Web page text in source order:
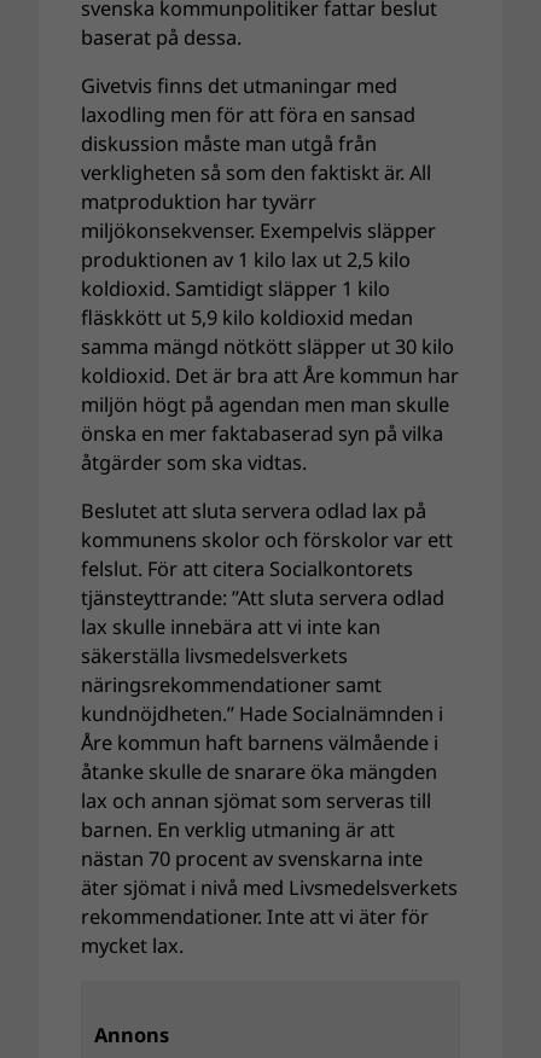
svenska kommunpolitiker fattar beslut
baserat på dessa.
Givetvis finns det utmaningar med
laxodling men för att föra en sansad
diskussion måste man utgå från
verkligheten så som den faktiskt är. All
matproduktion har tyvärr
miljökonsekvenser. Exempelvis släpper
produktionen av 1 kilo lax ut 2,5 kilo
koldioxid. Samtidigt släpper 1 kilo
fläskkött ut 5,9 kilo koldioxid medan
samma mängd nötkött släpper ut 30 kilo
koldioxid. Det är bra att Åre kommun har
miljön högt på agendan men man skulle
önska en mer faktabaserad syn på vilka
åtgärder som ska vidtas.
Beslutet att sluta servera odlad lax på
kommunens skolor och förskolor var ett
felslut. För att citera Socialkontorets
tjänsteyttrande: ”Att sluta servera odlad
lax skulle innebära att vi inte kan
säkerställa livsmedelsverkets
näringsrekommendationer samt
kundnöjdheten.” Hade Socialnämnden i
Åre kommun haft barnens välmående i
åtanke skulle de snarare öka mängden
lax och annan sjömat som serveras till
barnen. En verklig utmaning är att
nästan 70 procent av svenskarna inte
äter sjömat i nivå med Livsmedelsverkets
rekommendationer. Inte att vi äter för
mycket lax.
Annons